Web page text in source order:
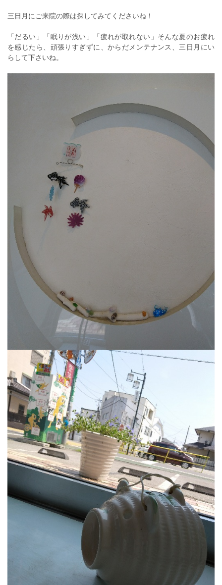
三日月にご来院の際は探してみてくださいね！
「だるい」「眠りが浅い」「疲れが取れない」そんな夏のお疲れ
を感じたら、頑張りすぎずに、からだメンテナンス、三日月にい
らして下さいね。